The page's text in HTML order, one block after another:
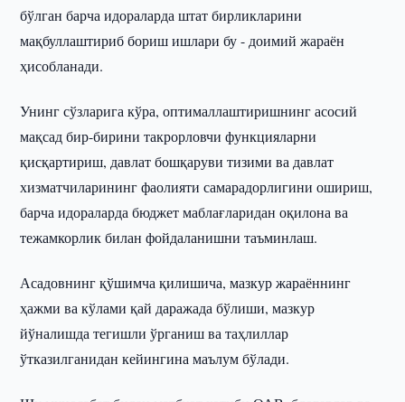
бўлган барча идораларда штат бирликларини
мақбуллаштириб бориш ишлари бу - доимий жараён
ҳисобланади.
Унинг сўзларига кўра, оптималлаштиришнинг асосий
мақсад бир-бирини такрорловчи функцияларни
қисқартириш, давлат бошқаруви тизими ва давлат
хизматчиларининг фаолияти самарадорлигини ошириш,
барча идораларда бюджет маблағларидан оқилона ва
тежамкорлик билан фойдаланишни таъминлаш.
Асадовнинг қўшимча қилишича, мазкур жараённинг
ҳажми ва кўлами қай даражада бўлиши, мазкур
йўналишда тегишли ўрганиш ва таҳлиллар
ўтказилганидан кейингина маълум бўлади.